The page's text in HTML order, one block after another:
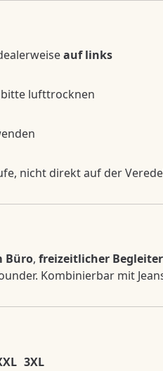
auf links
lufttrocknen
nicht direkt auf der
Büro, freizeitlicher Begleiter
Kombinierbar mit
3XL